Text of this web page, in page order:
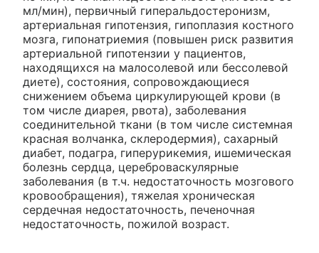
мл/мин), первичный гиперальдостеронизм,
артериальная гипотензия, гипоплазия костного
мозга, гипонатриемия (повышен риск развития
артериальной гипотензии у пациентов,
находящихся на малосолевой или бессолевой
диете), состояния, сопровождающиеся
снижением объема циркулирующей крови (в
том числе диарея, рвота), заболевания
соединительной ткани (в том числе системная
красная волчанка, склеродермия), сахарный
диабет, подагра, гиперурикемия, ишемическая
болезнь сердца, цереброваскулярные
заболевания (в т.ч. недостаточность мозгового
кровообращения), тяжелая хроническая
сердечная недостаточность, печеночная
недостаточность, пожилой возраст.